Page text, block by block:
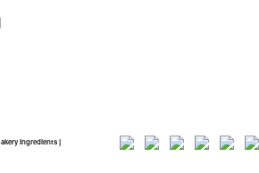
Ingredients|